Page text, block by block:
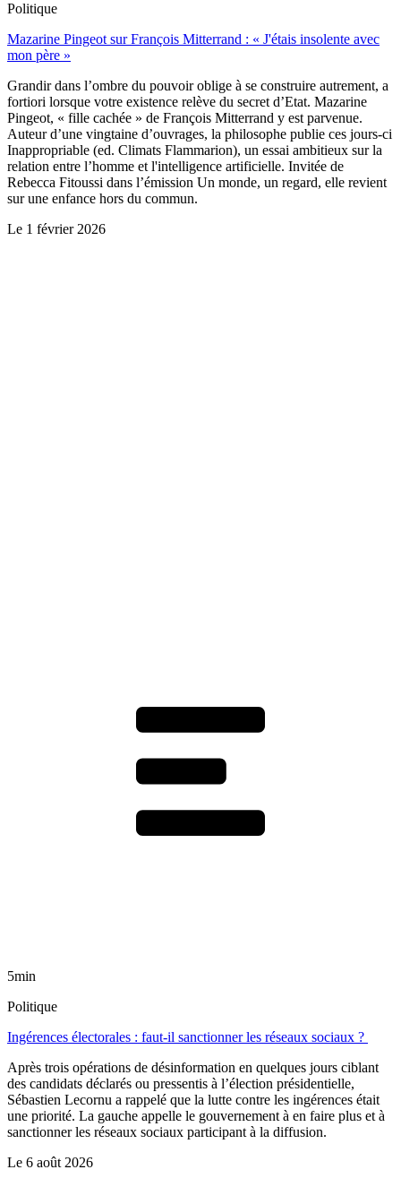
Politique
Mazarine Pingeot sur François Mitterrand : « J'étais insolente avec
mon père »
Grandir dans l’ombre du pouvoir oblige à se construire autrement, a
fortiori lorsque votre existence relève du secret d’Etat. Mazarine
Pingeot, « fille cachée » de François Mitterrand y est parvenue.
Auteur d’une vingtaine d’ouvrages, la philosophe publie ces jours-ci
Inappropriable (ed. Climats Flammarion), un essai ambitieux sur la
relation entre l’homme et l'intelligence artificielle. Invitée de
Rebecca Fitoussi dans l’émission Un monde, un regard, elle revient
sur une enfance hors du commun.
Le 1 février 2026
5min
Politique
Ingérences électorales : faut-il sanctionner les réseaux sociaux ?
Après trois opérations de désinformation en quelques jours ciblant
des candidats déclarés ou pressentis à l’élection présidentielle,
Sébastien Lecornu a rappelé que la lutte contre les ingérences était
une priorité. La gauche appelle le gouvernement à en faire plus et à
sanctionner les réseaux sociaux participant à la diffusion.
Le 6 août 2026